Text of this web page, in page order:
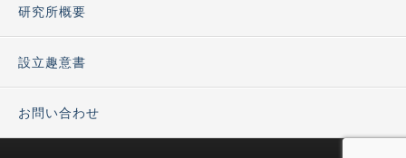
研究所概要
設立趣意書
お問い合わせ